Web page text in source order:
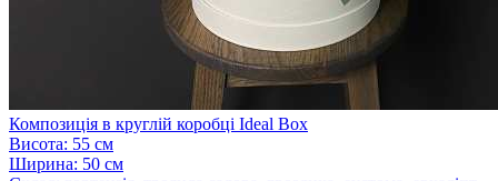
Композиція в круглій коробці Ideal Box
Висота: 55 см
Ширина: 50 см